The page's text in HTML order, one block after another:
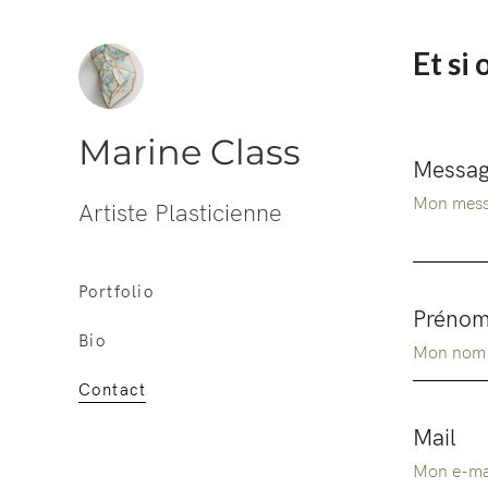
Marine Class
Artiste Plasticienne
Portfolio
Bio
Contact
Et si
Mail